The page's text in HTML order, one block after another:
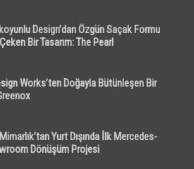
Design’dan Özgün Saçak Formu
Bir Tasarım: The Pearl
Works’ten Doğayla Bütünleşen Bir
Yurt Dışında İlk Mercedes-
Dönüşüm Projesi